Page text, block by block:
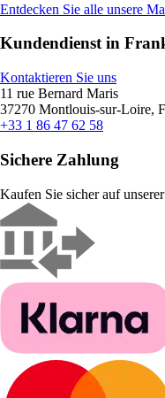
Entdecken Sie alle unsere
Kundendienst in
Kontaktieren Sie uns
11 rue Bernard Maris
37270 Montlouis-sur-Loire,
+33 1 86 47 62 58
Sichere Zahlung
Kaufen Sie sicher auf